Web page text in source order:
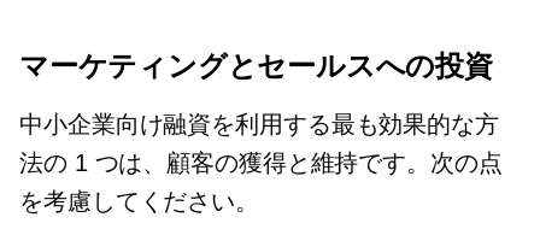
マーケティングとセールスへの投資
中小企業向け融資を利用する最も効果的な方
法の 1 つは、顧客の獲得と維持です。次の点
を考慮してください。